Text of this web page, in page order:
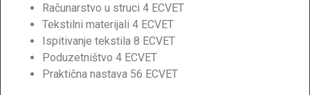
Računarstvo u struci 4 ECVET
Tekstilni materijali 4 ECVET
Ispitivanje tekstila 8 ECVET
Poduzetništvo 4 ECVET
Praktična nastava 56 ECVET